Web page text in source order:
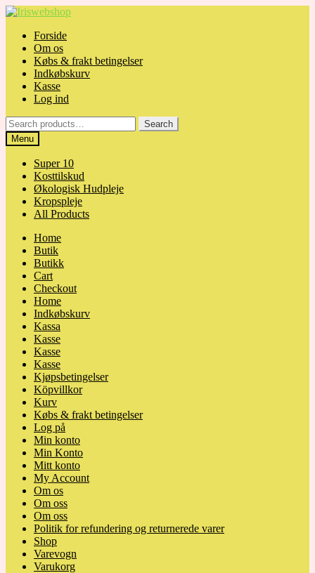
Skip
navigation
Skip
contentForside
Om os
Købs & frakt betingelser
Indkøbskurv
Kasse
Log ind
Search
for:
Search
Menu
Super 10
Kosttilskud
Økologisk Hudpleje
Kropspleje
All Products
Home
Butik
Butikk
Cart
Checkout
Home
Indkøbskurv
Kassa
Kasse
Kasse
Kasse
Kjøpsbetingelser
Köpvillkor
Kurv
Købs & frakt betingelser
Log på
Min konto
Min Konto
Mitt konto
My Account
Om os
Om oss
Om oss
Politik for refundering og returnerede varer
Shop
Varevogn
Varukorg